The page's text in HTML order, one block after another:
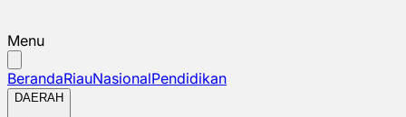
Menu
BerandaRiauNasionalPendidikan
DAERAH